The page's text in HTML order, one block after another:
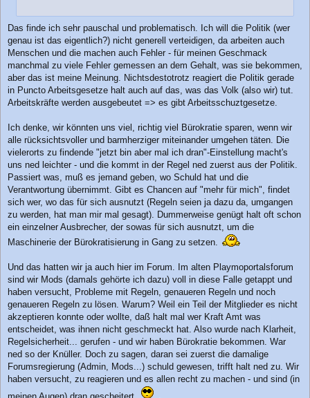
g
Das finde ich sehr pauschal und problematisch. Ich will die Politik (wer
genau ist das eigentlich?) nicht generell verteidigen, da arbeiten auch
Menschen und die machen auch Fehler - für meinen Geschmack
manchmal zu viele Fehler gemessen an dem Gehalt, was sie bekommen,
aber das ist meine Meinung. Nichtsdestotrotz reagiert die Politik gerade
in Puncto Arbeitsgesetze halt auch auf das, was das Volk (also wir) tut.
Arbeitskräfte werden ausgebeutet => es gibt Arbeitsschuztgesetze.
Ich denke, wir könnten uns viel, richtig viel Bürokratie sparen, wenn wir
alle rücksichtsvoller und barmherziger miteinander umgehen täten. Die
vielerorts zu findende "jetzt bin aber mal ich dran"-Einstellung macht's
uns ned leichter - und die kommt in der Regel ned zuerst aus der Politik.
Passiert was, muß es jemand geben, wo Schuld hat und die
Verantwortung übernimmt. Gibt es Chancen auf "mehr für mich", findet
sich wer, wo das für sich ausnutzt (Regeln seien ja dazu da, umgangen
zu werden, hat man mir mal gesagt). Dummerweise genügt halt oft schon
ein einzelner Ausbrecher, der sowas für sich ausnutzt, um die
Maschinerie der Bürokratisierung in Gang zu setzen.
Und das hatten wir ja auch hier im Forum. Im alten Playmoportalsforum
sind wir Mods (damals gehörte ich dazu) voll in diese Falle getappt und
haben versucht, Probleme mit Regeln, genaueren Regeln und noch
genaueren Regeln zu lösen. Warum? Weil ein Teil der Mitglieder es nicht
akzeptieren konnte oder wollte, daß halt mal wer Kraft Amt was
entscheidet, was ihnen nicht geschmeckt hat. Also wurde nach Klarheit,
Regelsicherheit... gerufen - und wir haben Bürokratie bekommen. War
ned so der Knüller. Doch zu sagen, daran sei zuerst die damalige
Forumsregierung (Admin, Mods...) schuld gewesen, trifft halt ned zu. Wir
haben versucht, zu reagieren und es allen recht zu machen - und sind (in